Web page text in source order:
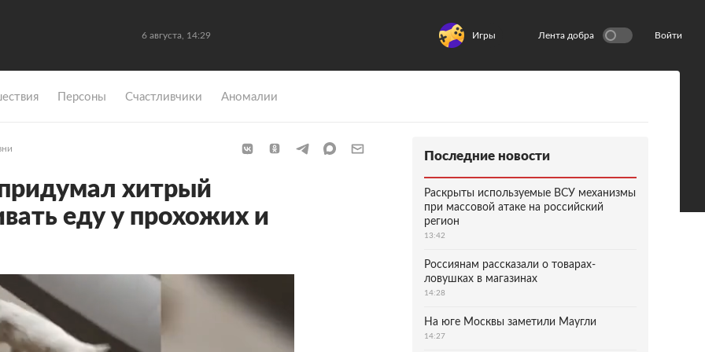
6 августа, 14:29 Игры Лента добра Войти
Персоны Счастливчики Аномалии
хитрый
еду у прохожих и
Последние новости
Раскрыты используемые ВСУ механизмы
при массовой атаке на российский
регион
13:42
Россиянам рассказали о товарах-
ловушках в магазинах
14:28
На юге Москвы заметили Маугли
14:27